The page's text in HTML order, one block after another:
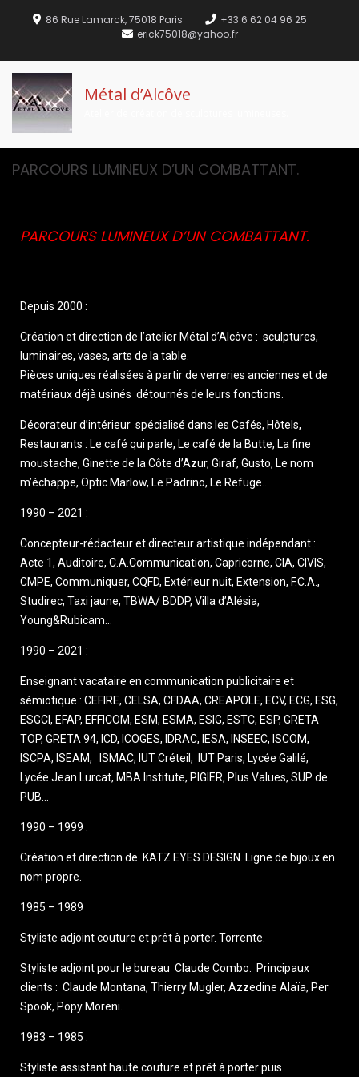
86 Rue Lamarck, 75018 Paris
+33 6 62 04 96 25
erick75018@yahoo.fr
Métal d’Alcôve
PARCOURS LUMINEUX D’UN COMBATTANT.
PARCOURS LUMINEUX D’UN COMBATTANT.
Depuis 2000 :
Création et direction de l’atelier Métal d’Alcôve : sculptures,
luminaires, vases, arts de la table.
Pièces uniques réalisées à partir de verreries anciennes et de
matériaux déjà usinés détournés de leurs fonctions.
Décorateur d’intérieur spécialisé dans les Cafés, Hôtels,
Restaurants : Le café qui parle, Le café de la Butte, La fine
moustache, Ginette de la Côte d’Azur, Giraf, Gusto, Le nom
m’échappe, Optic Marlow, Le Padrino, Le Refuge…
1990 – 2021 :
Concepteur-rédacteur et directeur artistique indépendant :
Acte 1, Auditoire, C.A.Communication, Capricorne, CIA, CIVIS,
CMPE, Communiquer, CQFD, Extérieur nuit, Extension, F.C.A.,
Studirec, Taxi jaune, TBWA/ BDDP, Villa d’Alésia,
Young&Rubicam…
1990 – 2021 :
Enseignant vacataire en communication publicitaire et
sémiotique : CEFIRE, CELSA, CFDAA, CREAPOLE, ECV, ECG, ESG,
ESGCI, EFAP, EFFICOM, ESM, ESMA, ESIG, ESTC, ESP, GRETA
TOP, GRETA 94, ICD, ICOGES, IDRAC, IESA, INSEEC, ISCOM,
ISCPA, ISEAM, ISMAC, IUT Créteil, IUT Paris, Lycée Galilé,
Lycée Jean Lurcat, MBA Institute, PIGIER, Plus Values, SUP de
PUB…
1990 – 1999 :
Création et direction de KATZ EYES DESIGN. Ligne de bijoux en
nom propre.
1985 – 1989
Styliste adjoint couture et prêt à porter. Torrente.
Styliste adjoint pour le bureau Claude Combo. Principaux
clients : Claude Montana, Thierry Mugler, Azzedine Alaïa, Per
Spook, Popy Moreni.
1983 – 1985 :
Styliste assistant haute couture et prêt à porter puis